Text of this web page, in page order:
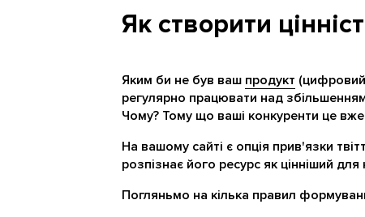
Як створити
Яким би не був ваш продукт (цифровий
регулярно працювати над
Чому? Тому що ваші конкуренти це
На вашому сайті є опція прив'язки
розпізнає його ресурс як цінніший
Погляньмо на кілька правил